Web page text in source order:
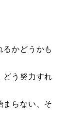
るかどうかも
どう努力すれ
まらない、そ